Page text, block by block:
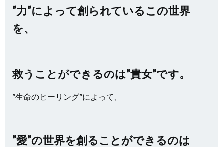
”力”によって創られているこの世界
を、
救うことができるのは”貴女”です。
”生命のヒーリング”によって、
”愛”の世界を創ることができるのは